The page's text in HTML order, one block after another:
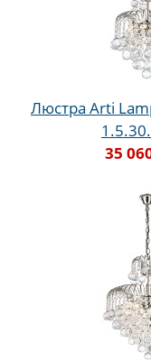
Люстра Arti
35